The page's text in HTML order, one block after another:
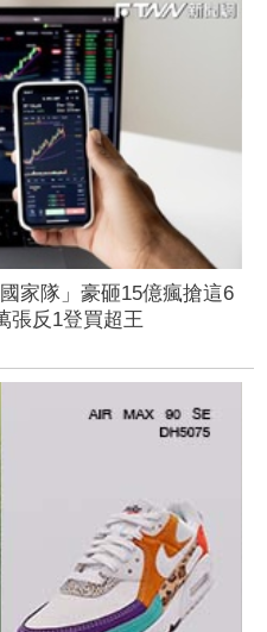
家隊」豪砸15億瘋搶這6
反1登買超王